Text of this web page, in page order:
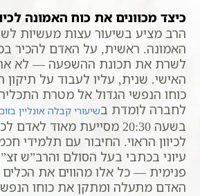
כיצד מכוונים את כוח האמונה
הרב מציע בשיעור עצות מעשיות
האמונה. ראשית, על האדם להכיר
לשרת את תכונת ההשפעה — לא
האישי. שנית, עליו לעבוד על תיקון
כוחו הנפשי הגדול אל מטרת
לחברה לומדת בשיעורי קבלה אונליין
בשעה 20:30 מסייעת מאוד
לכיוון הראוי. החיבור עם תלמידי
עיוני בכתבי בעל הסולם והרב”ש
פנימית — כל אלו מהווים את
האדם מתעלה ומתקן את כוחו